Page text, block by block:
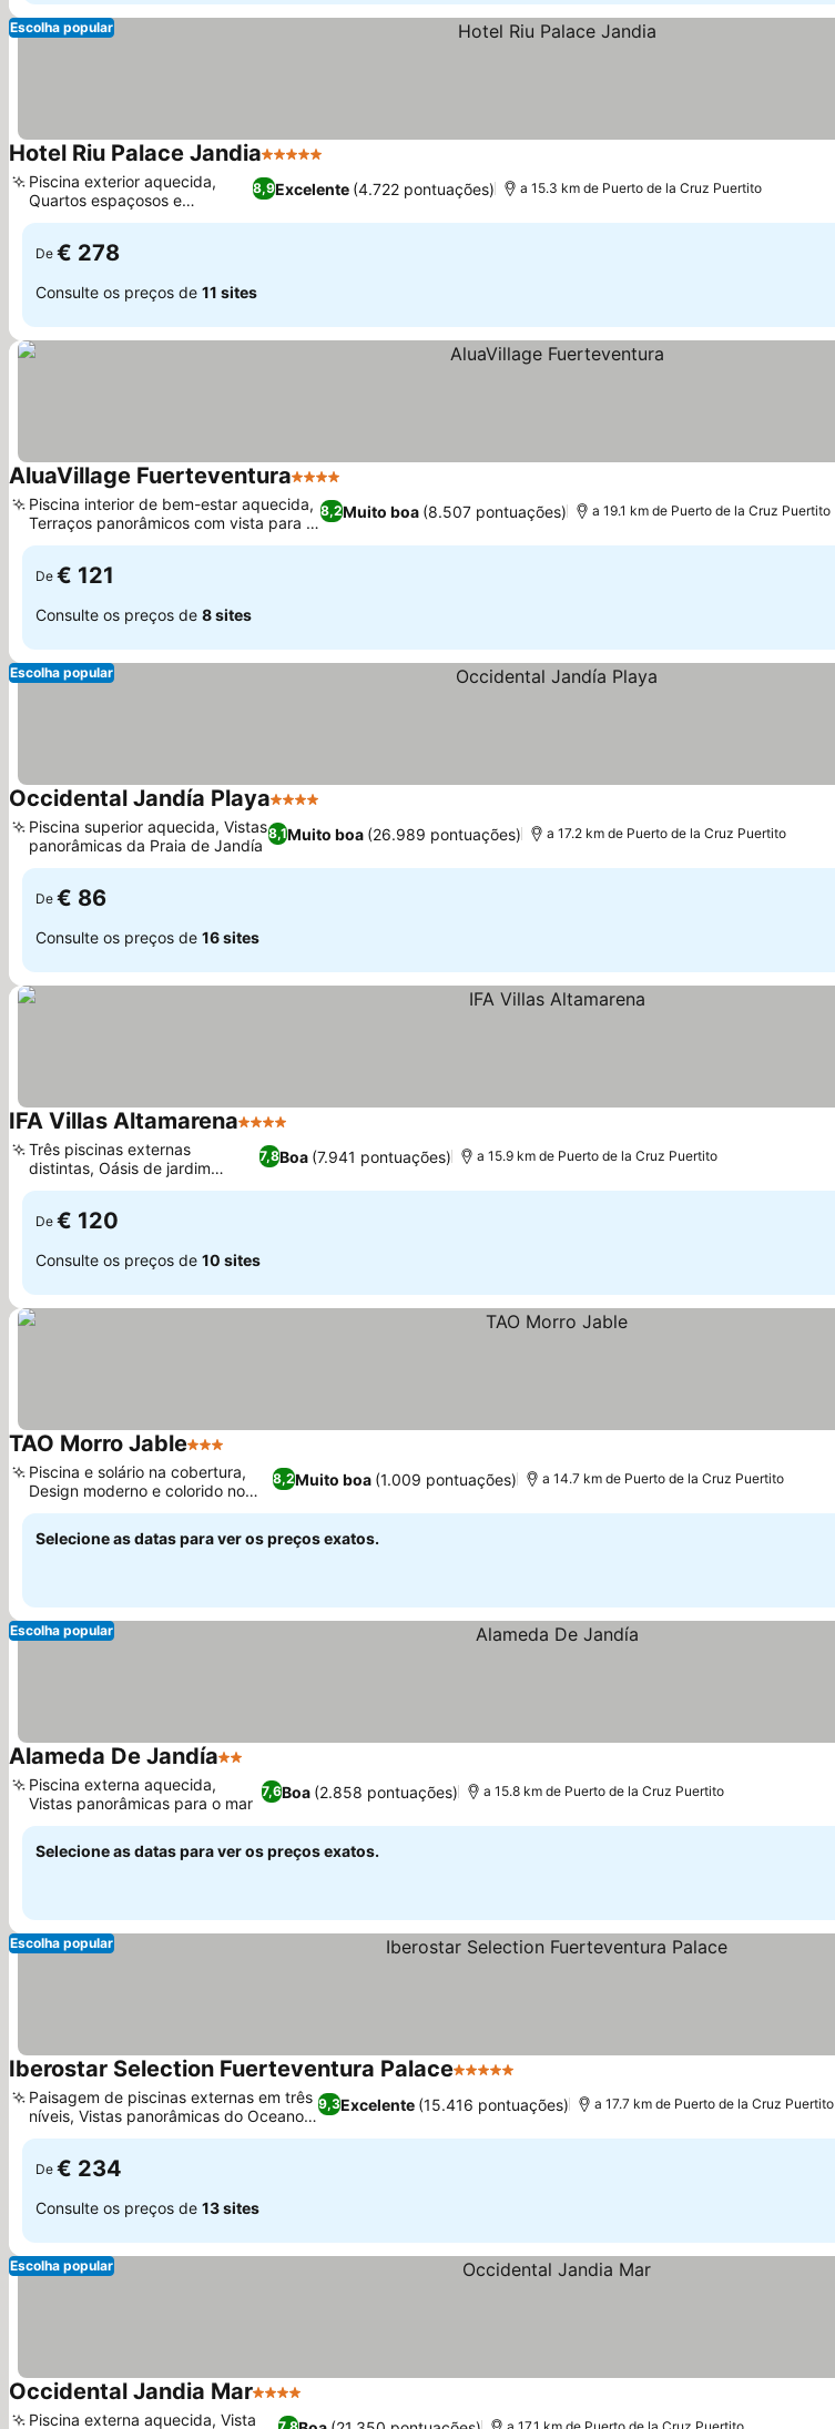
Escolha popular
Hotel Riu Palace Jandia5 Estrelas
8,9Excelente (4.722 pontuações)
Piscina exterior aquecida,
Quartos espaçosos e
renovados
a 15.3 km de Puerto de la Cruz Puertito
De € 278
Consulte os preços de 11 sites
AluaVillage Fuerteventura4 Estrelas
8,2Muito boa (8.507 pontuações)
Piscina interior de bem-estar aquecida,
Terraços panorâmicos com vista para o
oceano
a 19.1 km de Puerto de la Cruz Puertito
De € 121
Consulte os preços de 8 sites
Escolha popular
Occidental Jandía Playa4 Estrelas
8,1Muito boa (26.989 pontuações)
Piscina superior aquecida, Vistas
panorâmicas da Praia de Jandía
a 17.2 km de Puerto de la Cruz Puertito
De € 86
Consulte os preços de 16 sites
IFA Villas Altamarena4 Estrelas
7,8Boa (7.941 pontuações)
Três piscinas externas
distintas, Oásis de jardim
tropical
a 15.9 km de Puerto de la Cruz Puertito
De € 120
Consulte os preços de 10 sites
TAO Morro Jable3 Estrelas
8,2Muito boa (1.009 pontuações)
Piscina e solário na cobertura,
Design moderno e colorido no
lobby
a 14.7 km de Puerto de la Cruz Puertito
Selecione as datas para ver os preços exatos.
Escolha popular
Alameda De Jandía2 Estrelas
7,6Boa (2.858 pontuações)
Piscina externa aquecida,
Vistas panorâmicas para o mar
a 15.8 km de Puerto de la Cruz Puertito
Selecione as datas para ver os preços exatos.
Escolha popular
Iberostar Selection Fuerteventura Palace5 Estrelas
9,3Excelente (15.416 pontuações)
Paisagem de piscinas externas em três
níveis, Vistas panorâmicas do Oceano
Atlântico
a 17.7 km de Puerto de la Cruz Puertito
De € 234
Consulte os preços de 13 sites
Escolha popular
Occidental Jandia Mar4 Estrelas
Piscina externa aquecida, Vista